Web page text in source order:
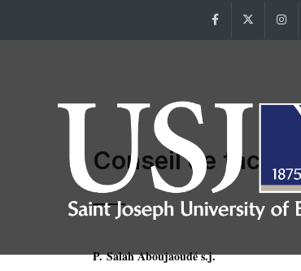
FacebookTwitter
Conseil de faculté
P. Salah Aboujaoudé s.j.